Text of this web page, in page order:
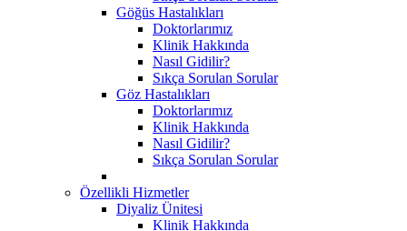
Göğüs Hastalıkları
Doktorlarımız
Klinik Hakkında
Nasıl Gidilir?
Sıkça Sorulan Sorular
Göz Hastalıkları
Doktorlarımız
Klinik Hakkında
Nasıl Gidilir?
Sıkça Sorulan Sorular
Özellikli Hizmetler
Diyaliz Ünitesi
Klinik Hakkında